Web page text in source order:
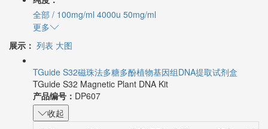
全部 / 100mg/ml 4000u 50mg/ml
更多
展示： 列表 大图
TGuide S32磁珠法多糖多酚植物基因组DNA提取试剂盒
TGuide S32 Magnetic Plant DNA Kit
产品编号： DP607
收起